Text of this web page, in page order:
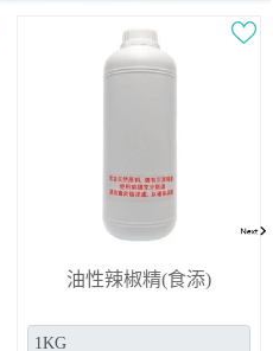
油性辣椒精(食添)